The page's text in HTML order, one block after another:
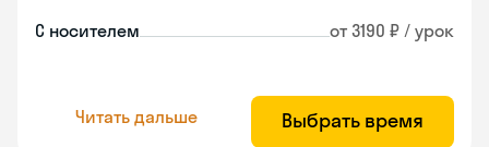
С носителем от 3190 ₽ / урок
Читать дальше Выбрать время